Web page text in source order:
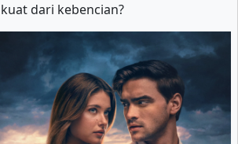
kuat dari kebencian?